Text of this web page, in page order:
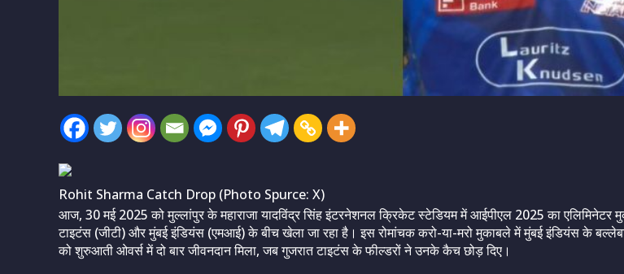
Rohit Sharma Catch Drop (Photo Spurce: X)
आज, 30 मई 2025 को मुल्लांपुर के महाराजा यादविंद्र सिंह इंटरनेशनल क्रिकेट स्टेडियम में आईपीएल 2025 का एलिमिनेटर
टाइटंस (जीटी) और मुंबई इंडियंस (एमआई) के बीच खेला जा रहा है। इस रोमांचक करो-या-मरो मुकाबले में मुंबई इंडियंस के
को शुरुआती ओवर्स में दो बार जीवनदान मिला, जब गुजरात टाइटंस के फील्डरों ने उनके कैच छोड़ दिए।